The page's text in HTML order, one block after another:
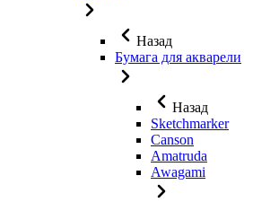
Назад
Бумага для акварели
Назад
Sketchmarker
Canson
Amatruda
Awagami